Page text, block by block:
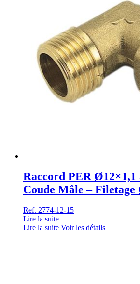
Raccord PER Ø12×1,1
Coude Mâle – Filetage
Ref. 2774-12-15
Lire la suite
Lire la suite Voir les détails